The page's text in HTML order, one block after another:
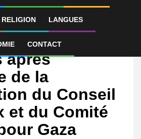
RELIGION LANGUES
CONTACT
après
de la
du Conseil
et du Comité
Gaza